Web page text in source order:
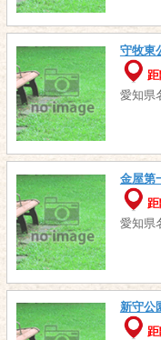
守牧東
愛知県
金屋第
愛知県
新守公